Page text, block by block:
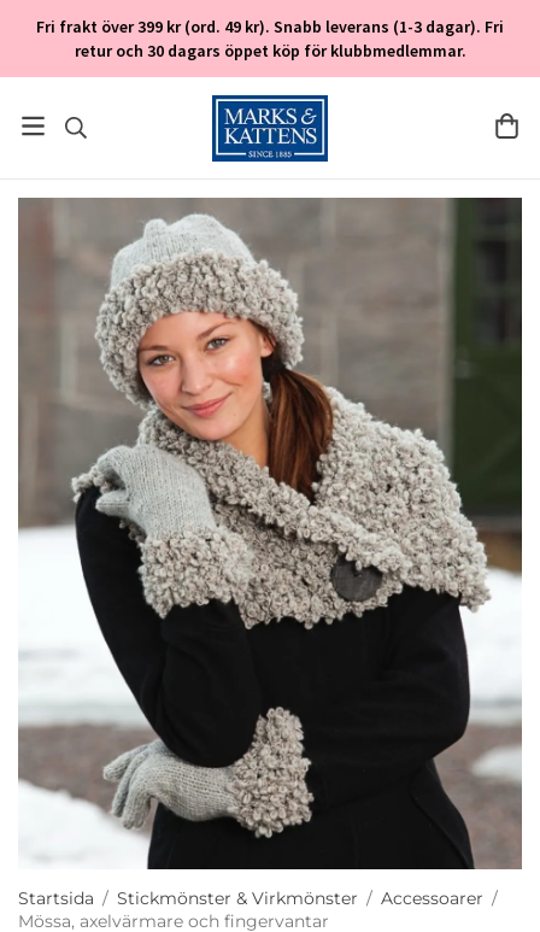
Fri frakt över 399 kr (ord. 49 kr). Snabb leverans (1-3 dagar). Fri
retur och 30 dagars öppet köp för klubbmedlemmar.
Startsida / Stickmönster & Virkmönster / Accessoarer /
Mössa, axelvärmare och fingervantar